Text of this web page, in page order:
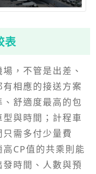
表
，不管是出差、
相應的接送方案
舒適度最高的包
與時間；計程車
需多付少量費
CP值的共乘則能
時間、人數與預